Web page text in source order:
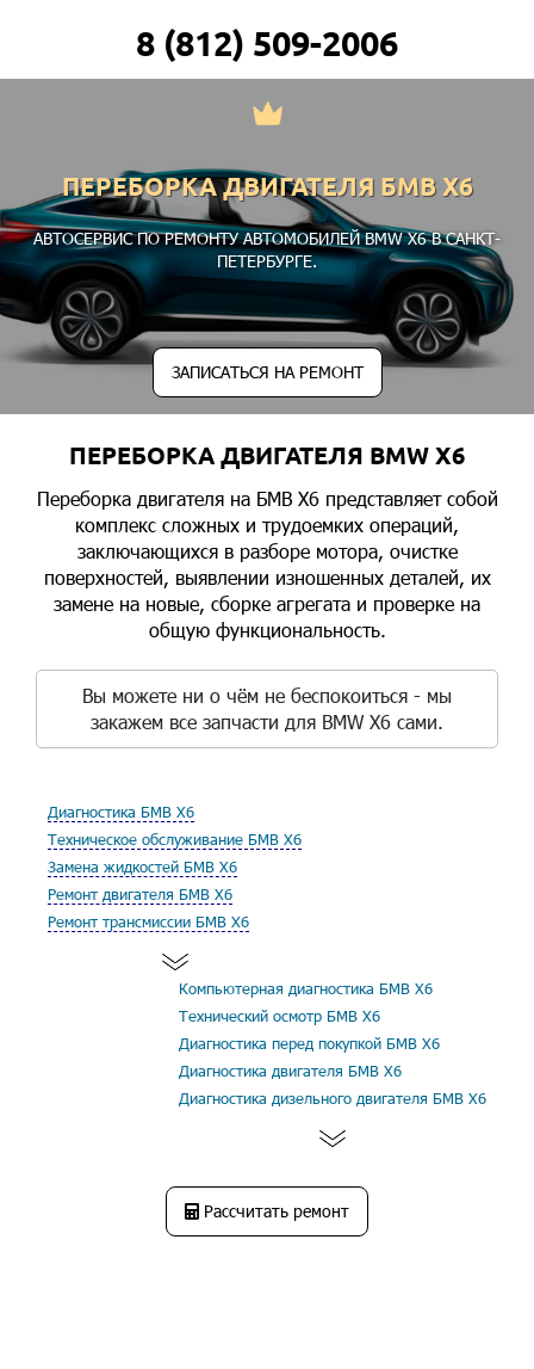
8 (812) 509-2006
ПЕРЕБОРКА ДВИГАТЕЛЯ БМВ Х6
АВТОСЕРВИС ПО РЕМОНТУ АВТОМОБИЛЕЙ BMW X6 В САНКТ-
ПЕТЕРБУРГЕ.
ЗАПИСАТЬСЯ НА РЕМОНТ
ПЕРЕБОРКА ДВИГАТЕЛЯ BMW X6
Переборка двигателя на БМВ Х6 представляет собой
комплекс сложных и трудоемких операций,
заключающихся в разборе мотора, очистке
поверхностей, выявлении изношенных деталей, их
замене на новые, сборке агрегата и проверке на
общую функциональность.
Вы можете ни о чём не беспокоиться - мы
закажем все запчасти для BMW X6 сами.
Диагностика БМВ Х6
Техническое обслуживание БМВ Х6
Замена жидкостей БМВ Х6
Ремонт двигателя БМВ Х6
Ремонт трансмиссии БМВ Х6
Компьютерная диагностика БМВ Х6
Технический осмотр БМВ Х6
Диагностика перед покупкой БМВ Х6
Диагностика двигателя БМВ Х6
Диагностика дизельного двигателя БМВ Х6
Рассчитать ремонт